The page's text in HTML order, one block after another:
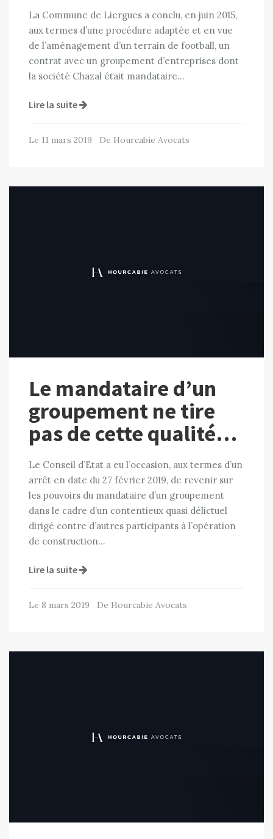
La Commune de Liergues a conclu, en juin 2015,
aux termes d’une procédure adaptée et en vue
de l’aménagement d’un terrain de football, un
contrat avec un groupement d’entreprises dont
la société Chazal était mandataire…
Lire la suite
Le 11 mars 2019 De Hourcabie Avocats
Le mandataire d’un
groupement ne tire
pas de cette qualité…
Le Conseil d’Etat a eu l’occasion, aux termes d’un
arrêt en date du 27 février 2019, de revenir sur
les pouvoirs du mandataire d’un groupement
dans le cadre d’un contentieux quasi délictuel
dirigé contre d’autres participants à l’opération
de construction…
Lire la suite
Le 8 mars 2019 De Hourcabie Avocats